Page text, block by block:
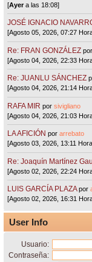
[Ayera las 18:08]
JOSÉ IGNACIO
[Agosto 05, 2026, 07:27
Re: FRAN GONZÁLEZ
[Agosto 04, 2026, 22:33
Re: JUANLU SÁNCHEZ
[Agosto 04, 2026, 21:14
RAFA MIR porsivigliano
[Agosto 04, 2026, 21:03
LA AFICIÓN porarrebato
[Agosto 03, 2026, 13:11
Re: Joaquín Martínez
[Agosto 02, 2026, 22:24
LUIS GARCÍA PLAZA por
[Agosto 02, 2026, 16:31
User Info
Usuario:
Contraseña: